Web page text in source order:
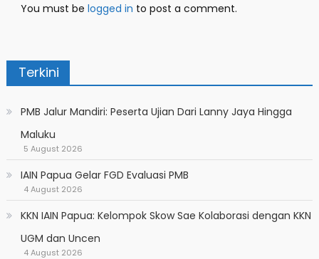
You must be logged in to post a comment.
Terkini
PMB Jalur Mandiri: Peserta Ujian Dari Lanny Jaya Hingga
Maluku
5 August 2026
IAIN Papua Gelar FGD Evaluasi PMB
4 August 2026
KKN IAIN Papua: Kelompok Skow Sae Kolaborasi dengan KKN
UGM dan Uncen
4 August 2026